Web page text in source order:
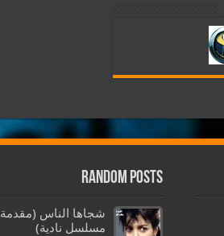
Random Posts
شجاها الناس (مقدمة
مسلسل نادية)